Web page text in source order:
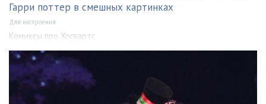
Гарри поттер в смешных картинках
Для настроения
Комиксы про Хогвартс